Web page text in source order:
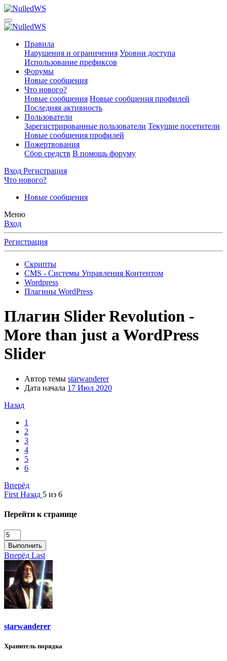
Правила
Нарушения и ограничения Уровни доступа
Использование префиксов
Форумы
Новые сообщения
Что нового?
Новые сообщения Новые сообщения профилей
Последняя активность
Пользователи
Зарегистрированные пользователи Текущие посетители
Новые сообщения профилей
Пожертвования
Сбор средств В помощь форуму
Вход Регистрация
Что нового?
Новые сообщения
Меню
Вход
Регистрация
Скрипты
CMS - Системы Управления Контентом
Wordpress
Плагины WordPress
Плагин Slider Revolution -
More than just a WordPress
Slider
Автор темы starwanderer
Дата начала 17 Июл 2020
Назад
1
2
3
4
5
6
Вперёд
First Назад 5 из 6
Перейти к странице
Выполнить
Вперёд Last
starwanderer
Хранитель порядка